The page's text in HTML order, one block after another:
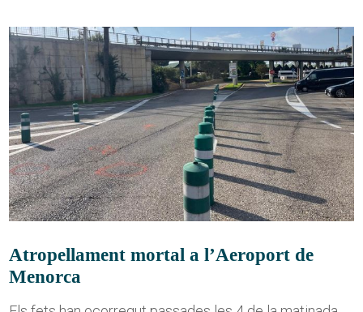
Atropellament mortal a l’Aeroport de
Menorca